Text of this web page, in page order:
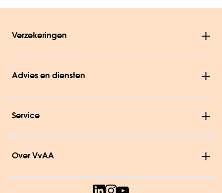
Verzekeringen
Advies en diensten
Service
Over VvAA